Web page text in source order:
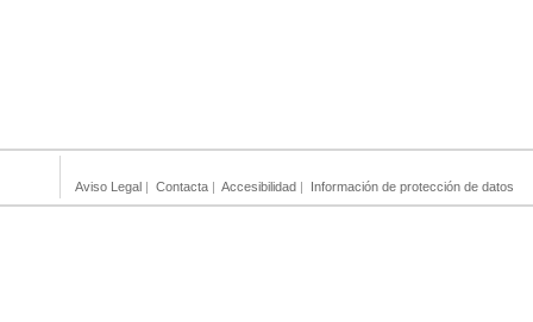
Aviso Legal | Contacta | Accesibilidad | Información de protección de datos